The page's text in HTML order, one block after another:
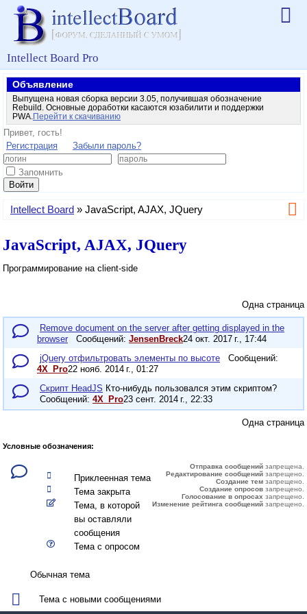
Intellect Board Pro
Объявление
Выпущена новая сборка версии 3.05, получившая обозначение
Rebuild. Основные доработки касаются юзабилити и поддержки
PWA. Перейти к скачиванию
Привет, гость!
Регистрация
Забыли пароль?
Запомнить
Войти
Intellect Board » JavaScript, AJAX, JQuery
JavaScript, AJAX, JQuery
Программирование на client-side
Одна страница
Remove document on the server after getting displayed in the
browser
JensenBreck24 окт. 2017 г., 17:44
jQuery отфильтровать элементы по высоте
4X_Pro22 нояб. 2014 г., 01:27
Скрипт HeadJS Кто-нибудь пользовался этим скриптом?
4X_Pro23 сент. 2014 г., 22:33
Одна страница
Условные обозначения:
Отправка сообщений запрещена.
Редактирование сообщений запрещено.
Создание тем запрещено.
Создание опросов запрещено.
Голосование в опросах запрещено.
Изменение рейтинга сообщений запрещено.
Приклеенная тема
Тема закрыта
Тема, в которой
вы оставляли
сообщения
Тема с опросом
Обычная тема
Тема с новыми сообщениями